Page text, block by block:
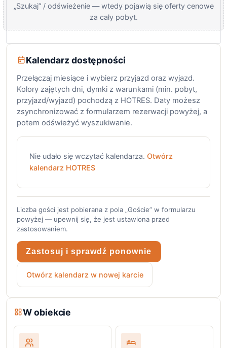
„Szukaj” / odświeżenie — wtedy pojawią się oferty cenowe
za cały pobyt.
Kalendarz dostępności
Przełączaj miesiące i wybierz przyjazd oraz wyjazd.
Kolory zajętych dni, dymki z warunkami (min. pobyt,
przyjazd/wyjazd) pochodzą z HOTRES. Daty możesz
zsynchronizować z formularzem rezerwacji powyżej, a
potem odświeżyć wyszukiwanie.
Nie udało się wczytać kalendarza. Otwórz
kalendarz HOTRES
Liczba gości jest pobierana z pola „Goście” w formularzu
powyżej — upewnij się, że jest ustawiona przed
zastosowaniem.
Zastosuj i sprawdź ponownie
Otwórz kalendarz w nowej karcie
W obiekcie